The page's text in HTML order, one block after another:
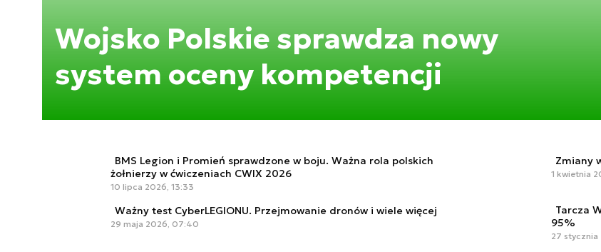
Wojsko Polskie sprawdza nowy
system oceny kompetencji
BMS Legion i Promień sprawdzone w boju. Ważna rola polskich
żołnierzy w ćwiczeniach CWIX 2026
10 lipca 2026, 13:33
Ważny test CyberLEGIONU. Przejmowanie dronów i wiele więcej
29 maja 2026, 07:40
Zmiany
1 kwietnia
Tarcza
95%
27 stycznia